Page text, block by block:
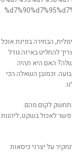
הבחירה בפינת אוכל
להחליט באיזה גודל
האם היא תהיה
וכמובן השאלה הכי
לקום מהם.
לאכול בשקט, ליהנות
על יצרני כיסאות